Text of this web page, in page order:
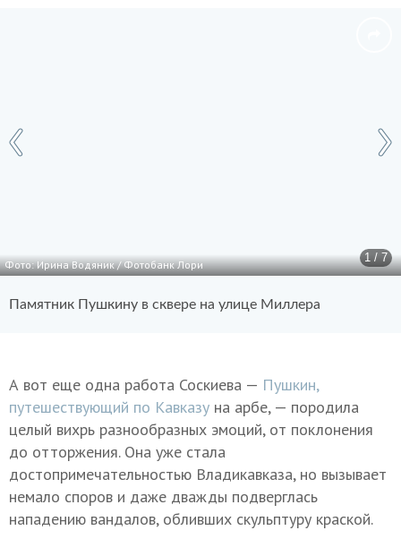
1 / 7
Фото: Ирина Водяник / Фотобанк Лори
Памятник Пушкину в сквере на улице Миллера
А вот еще одна работа Соскиева — Пушкин,
путешествующий по Кавказу на арбе, — породила
целый вихрь разнообразных эмоций, от поклонения
до отторжения. Она уже стала
достопримечательностью Владикавказа, но вызывает
немало споров и даже дважды подверглась
нападению вандалов, обливших скульптуру краской.